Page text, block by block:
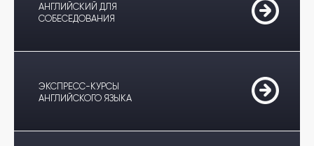
АНГЛИЙСКИЙ ДЛЯ
СОБЕСЕДОВАНИЯ
ЭКСПРЕСС-КУРСЫ
АНГЛИЙСКОГО ЯЗЫКА